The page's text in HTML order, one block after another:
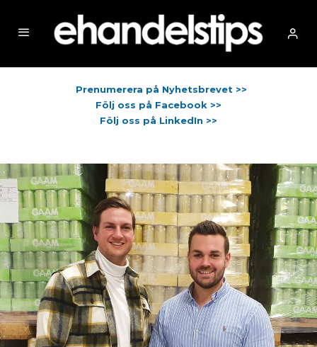
Prenumerera på Nyhetsbrevet >>
Följ oss på Facebook >>
Följ oss på LinkedIn >>